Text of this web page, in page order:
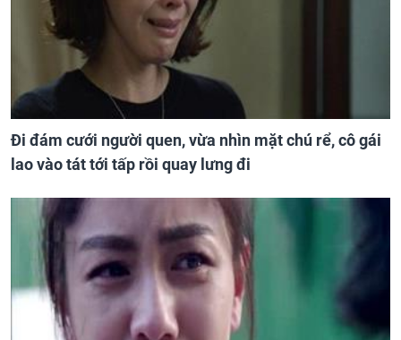
Đi đám cưới người quen, vừa nhìn mặt chú rể, cô gái
lao vào tát tới tấp rồi quay lưng đi